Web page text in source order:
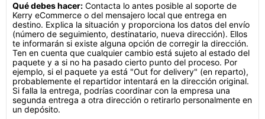
Qué debes hacer: Contacta lo antes posible al soporte de
Kerry eCommerce o del mensajero local que entrega en
destino. Explica la situación y proporciona los datos del envío
(número de seguimiento, destinatario, nueva dirección). Ellos
te informarán si existe alguna opción de corregir la dirección.
Ten en cuenta que cualquier cambio está sujeto al estado del
paquete y a si no ha pasado cierto punto del proceso. Por
ejemplo, si el paquete ya está "Out for delivery" (en reparto),
probablemente el repartidor intentará en la dirección original.
Si falla la entrega, podrías coordinar con la empresa una
segunda entrega a otra dirección o retirarlo personalmente en
un depósito.